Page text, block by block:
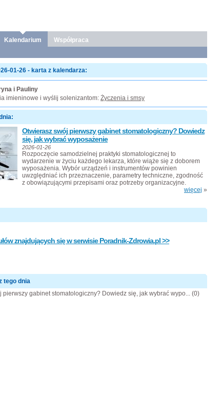
Kalendarium Współpraca
01-26 - karta z kalendarza:
i Pauliny
imieninowe i wyślij solenizantom: Życzenia i smsy
Otwierasz swój pierwszy gabinet stomatologiczny? Dowiedz
się, jak wybrać wyposażenie
2026-01-26
Rozpoczęcie samodzielnej praktyki stomatologicznej to
wydarzenie w życiu każdego lekarza, które wiąże się z doborem
wyposażenia. Wybór urządzeń i instrumentów powinien
uwzględniać ich przeznaczenie, parametry techniczne, zgodność
z obowiązującymi przepisami oraz potrzeby organizacyjne.
więcej »
znajdujących się w serwisie Poradnik-Zdrowia.pl >>
tego dnia
pierwszy gabinet stomatologiczny? Dowiedz się, jak wybrać wypo... (0)